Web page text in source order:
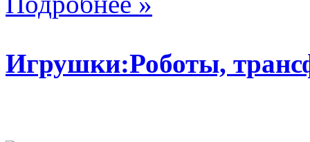
Игрушки:Роботы,